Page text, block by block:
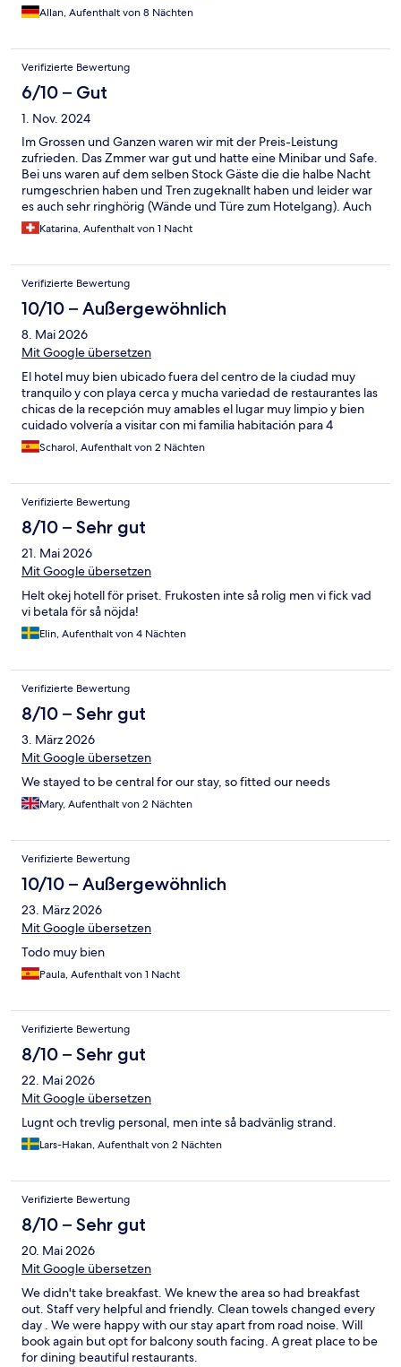
Allan, Aufenthalt von 8 Nächten
Verifizierte Bewertung
6/10 – Gut
1. Nov. 2024
Im Grossen und Ganzen waren wir mit der Preis-Leistung
zufrieden. Das Zmmer war gut und hatte eine Minibar und Safe.
Bei uns waren auf dem selben Stock Gäste die die halbe Nacht
rumgeschrien haben und Tren zugeknallt haben und leider war
es auch sehr ringhörig (Wände und Türe zum Hotelgang). Auch
waren wir strassenseitig mit schlechten Fenstern was zu
weiteren Lärmemissionen führte. Wor blieben nur eine Nacht
Katarina, Aufenthalt von 1 Nacht
Verifizierte Bewertung
10/10 – Außergewöhnlich
8. Mai 2026
Mit Google übersetzen
El hotel muy bien ubicado fuera del centro de la ciudad muy
tranquilo y con playa cerca y mucha variedad de restaurantes las
chicas de la recepción muy amables el lugar muy limpio y bien
cuidado volvería a visitar con mi familia habitación para 4
Scharol, Aufenthalt von 2 Nächten
Verifizierte Bewertung
8/10 – Sehr gut
21. Mai 2026
Mit Google übersetzen
Helt okej hotell för priset. Frukosten inte så rolig men vi fick vad
vi betala för så nöjda!
Elin, Aufenthalt von 4 Nächten
Verifizierte Bewertung
8/10 – Sehr gut
3. März 2026
Mit Google übersetzen
We stayed to be central for our stay, so fitted our needs
Mary, Aufenthalt von 2 Nächten
Verifizierte Bewertung
10/10 – Außergewöhnlich
23. März 2026
Mit Google übersetzen
Todo muy bien
Paula, Aufenthalt von 1 Nacht
Verifizierte Bewertung
8/10 – Sehr gut
22. Mai 2026
Mit Google übersetzen
Lugnt och trevlig personal, men inte så badvänlig strand.
Lars-Hakan, Aufenthalt von 2 Nächten
Verifizierte Bewertung
8/10 – Sehr gut
20. Mai 2026
Mit Google übersetzen
We didn't take breakfast. We knew the area so had breakfast
out. Staff very helpful and friendly. Clean towels changed every
day . We were happy with our stay apart from road noise. Will
book again but opt for balcony south facing. A great place to be
for dining beautiful restaurants.